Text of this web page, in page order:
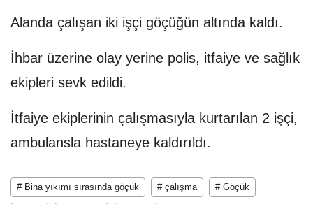
Alanda çalışan iki işçi göçüğün altında kaldı.
İhbar üzerine olay yerine polis, itfaiye ve sağlık
ekipleri sevk edildi.
İtfaiye ekiplerinin çalışmasıyla kurtarılan 2 işçi,
ambulansla hastaneye kaldırıldı.
# Bina yıkımı sırasında göçük # çalışma # Göçük